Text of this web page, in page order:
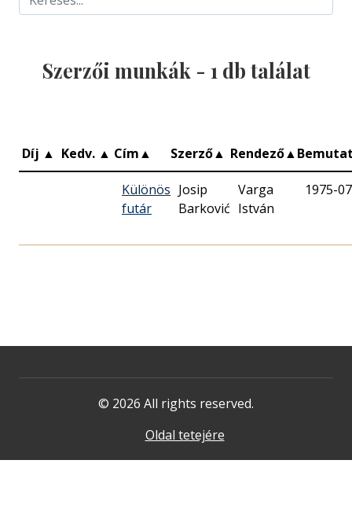
Szerzői munkák - 1 db találat
Díj ▲ Kedv. ▲ Cím▲ Szerző▲ Rendező▲
Különös
futár
Josip
Barković
Varga
István
1975-
© 2026 All rights reserved.
Oldal tetejére